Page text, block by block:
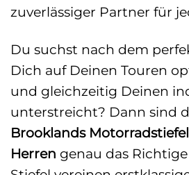
zuverlässiger Partner für
Du suchst nach dem
Dich auf Deinen Touren
und gleichzeitig Deinen
unterstreicht? Dann sind
Brooklands
Herren genau das